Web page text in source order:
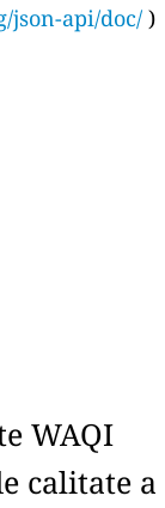
json-api/doc/ )
WAQI
calitate a